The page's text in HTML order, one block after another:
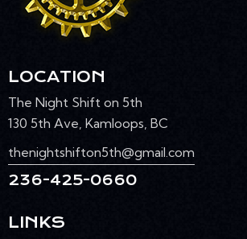
LOCATION
The Night Shift on 5th
130 5th Ave, Kamloops, BC
thenightshifton5th@gmail.com
236-425-0660
LINKS